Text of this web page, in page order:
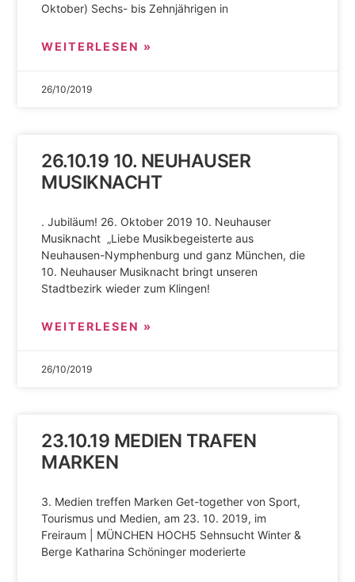
Oktober) Sechs- bis Zehnjährigen in
WEITERLESEN »
26/10/2019
26.10.19 10. NEUHAUSER
MUSIKNACHT
. Jubiläum! 26. Oktober 2019 10. Neuhauser
Musiknacht „Liebe Musikbegeisterte aus
Neuhausen-Nymphenburg und ganz München, die
10. Neuhauser Musiknacht bringt unseren
Stadtbezirk wieder zum Klingen!
WEITERLESEN »
26/10/2019
23.10.19 MEDIEN TRAFEN
MARKEN
3. Medien treffen Marken Get-together von Sport,
Tourismus und Medien, am 23. 10. 2019, im
Freiraum | MÜNCHEN HOCH5 Sehnsucht Winter &
Berge Katharina Schöninger moderierte